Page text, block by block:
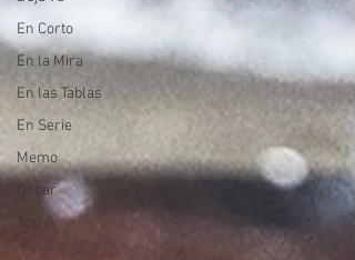
En Corto
En la Mira
En las Tablas
En Serie
Memo
Oscar
Top